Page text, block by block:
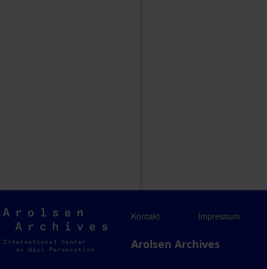
Arolsen
Archives
Kontakt Impressum
Arolsen Archives